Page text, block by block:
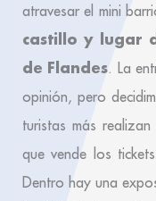
atravesar el mini
castillo y lugar
de Flandes. La
opinión, pero
turistas más
que vende los
Dentro hay una